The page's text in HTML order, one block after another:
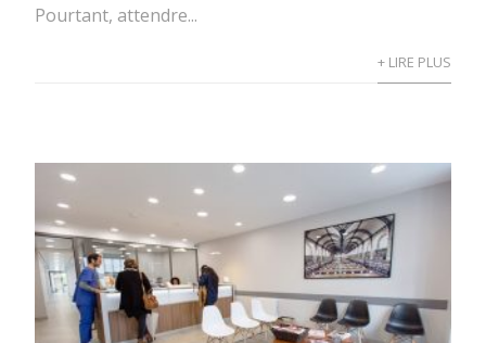
Pourtant, attendre...
+ LIRE PLUS